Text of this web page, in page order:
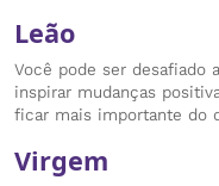
Leão
Você pode ser desafiado
inspirar mudanças
ficar mais importante do
Virgem